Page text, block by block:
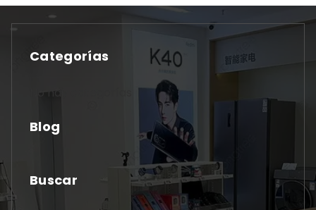
Categorías
No hay categorías
Blog
Buscar